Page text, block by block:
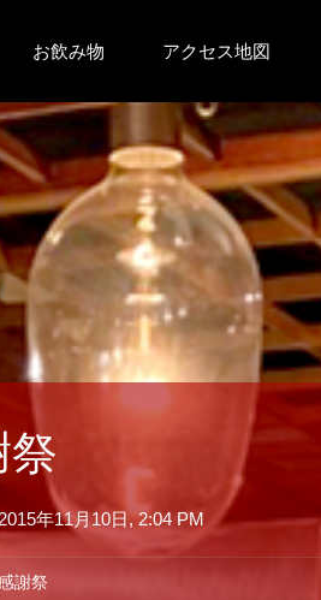
お飲み物 アクセス地図
2015年11月10日, 2:04 PM
謝祭